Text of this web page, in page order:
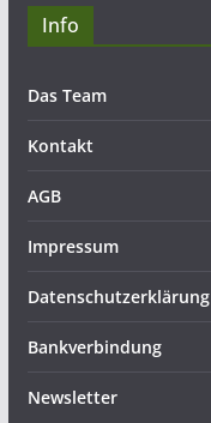
Info
Das Team
Kontakt
AGB
Impressum
Datenschutzerklärung
Bankverbindung
Newsletter